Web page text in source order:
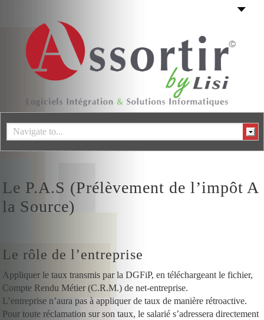
Navigate to...
Le P.A.S (Prélèvement de l’impôt A
la Source)
Le rôle de l’entreprise
Appliquer le taux transmis par la DGFiP, en téléchargeant le fichier,
Compte Rendu Métier (C.R.M.) de net-entreprise.
L’entreprise n’aura pas à appliquer de taux de manière rétroactive.
Pour toute réclamation sur son taux, le salarié s’adressera directement